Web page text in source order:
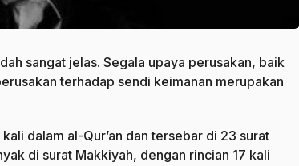
sangat jelas. Segala upaya perusakan, baik
terhadap sendi keimanan merupakan
dalam al-Qur’an dan tersebar di 23 surat
di surat Makkiyah, dengan rincian 17 kali